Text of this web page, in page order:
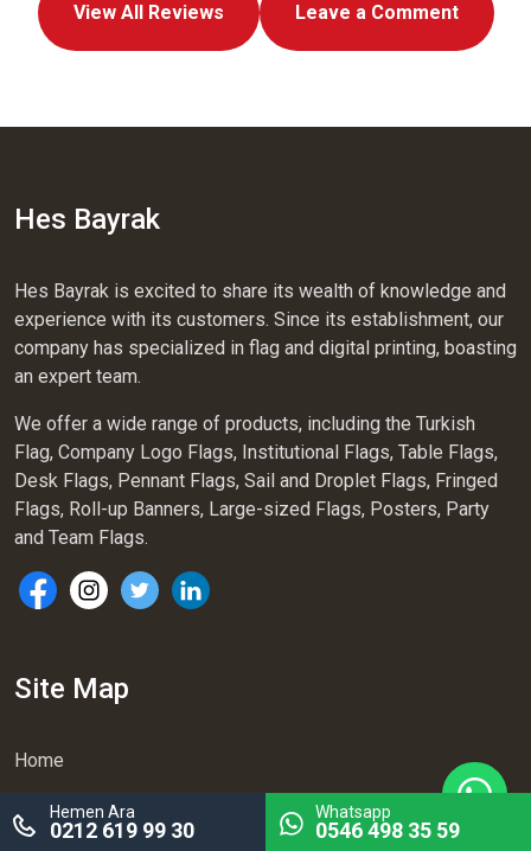
View All Reviews Leave a Comment
Hes Bayrak
Hes Bayrak is excited to share its wealth of knowledge and
experience with its customers. Since its establishment, our
company has specialized in flag and digital printing, boasting
an expert team.
We offer a wide range of products, including the Turkish
Flag, Company Logo Flags, Institutional Flags, Table Flags,
Desk Flags, Pennant Flags, Sail and Droplet Flags, Fringed
Flags, Roll-up Banners, Large-sized Flags, Posters, Party
and Team Flags.
Site Map
Home
Corporate
Company Information
Hemen Ara
0212 619 99 30
Whatsapp
0546 498 35 59